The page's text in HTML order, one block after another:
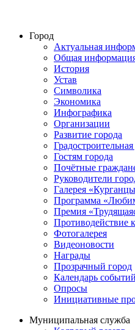
Город
Актуальная
Общая
История
Устав
Символика
Экономика
Инфографика
Организации
Развитие города
Гостям города
Почётные
Руководители
Галерея
Программа
Премия
Противодействие
Фотогалерея
Видеоновости
Награды
Прозрачный город
Календарь событий
Опросы
Инициативные
Муниципальная служба